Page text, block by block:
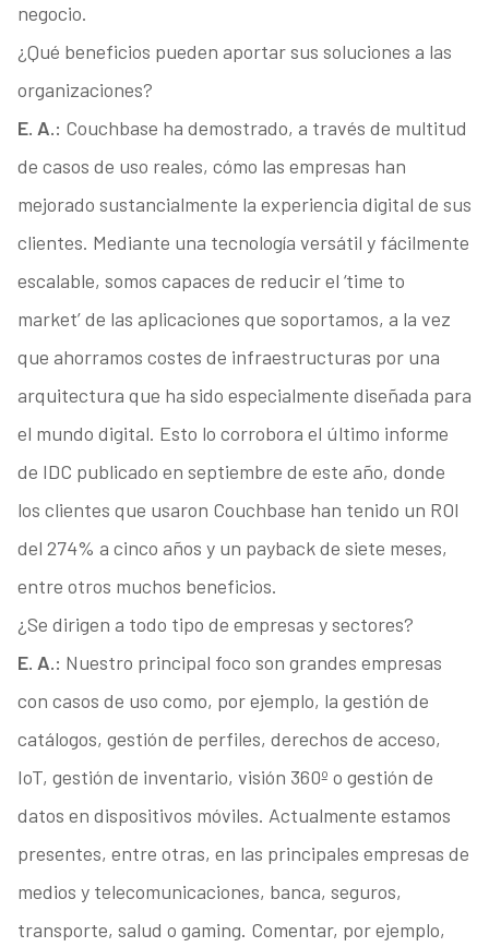
negocio.
¿Qué beneficios pueden aportar sus soluciones a las
organizaciones?
E. A.: Couchbase ha demostrado, a través de multitud
de casos de uso reales, cómo las empresas han
mejorado sustancialmente la experiencia digital de sus
clientes. Mediante una tecnología versátil y fácilmente
escalable, somos capaces de reducir el ‘time to
market’ de las aplicaciones que soportamos, a la vez
que ahorramos costes de infraestructuras por una
arquitectura que ha sido especialmente diseñada para
el mundo digital. Esto lo corrobora el último informe
de IDC publicado en septiembre de este año, donde
los clientes que usaron Couchbase han tenido un ROI
del 274% a cinco años y un payback de siete meses,
entre otros muchos beneficios.
¿Se dirigen a todo tipo de empresas y sectores?
E. A.: Nuestro principal foco son grandes empresas
con casos de uso como, por ejemplo, la gestión de
catálogos, gestión de perfiles, derechos de acceso,
IoT, gestión de inventario, visión 360º o gestión de
datos en dispositivos móviles. Actualmente estamos
presentes, entre otras, en las principales empresas de
medios y telecomunicaciones, banca, seguros,
transporte, salud o gaming. Comentar, por ejemplo,